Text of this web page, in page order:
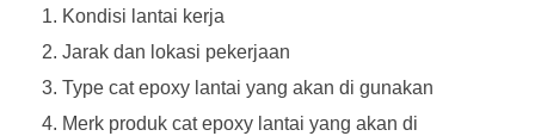
Kondisi lantai kerja
Jarak dan lokasi pekerjaan
Type cat epoxy lantai yang akan di gunakan
Merk produk cat epoxy lantai yang akan di